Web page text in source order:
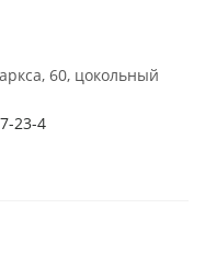
60, цокольный
23-4